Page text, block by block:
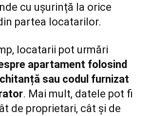
cu ușurință la orice
partea locatarilor.
locatarii pot urmări
apartament folosind
sau codul furnizat
. Mai mult, datele pot fi
de proprietari, cât și de